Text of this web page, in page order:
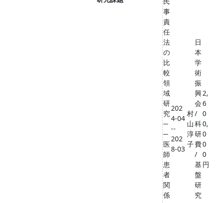
事
責
任
法
の
比
較
領
域
研
究
─
─
医
師
患
者
関
係
202
4-04
--
202
8-03
村
山
淳
子
日
本
学
術
振
興
会
/
科
研
費
/
基
盤
研
究
2,
6
0
0,
0
0
0
円